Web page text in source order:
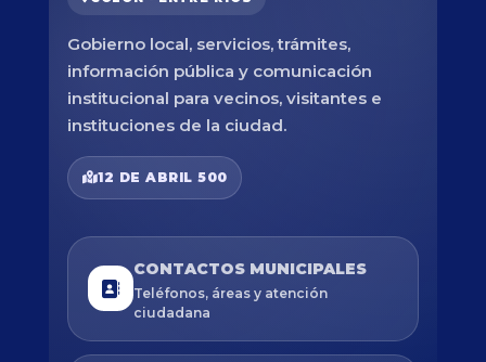
Gobierno local, servicios, trámites,
información pública y comunicación
institucional para vecinos, visitantes e
instituciones de la ciudad.
12 DE ABRIL 500
CONTACTOS MUNICIPALES
Teléfonos, áreas y atención
ciudadana